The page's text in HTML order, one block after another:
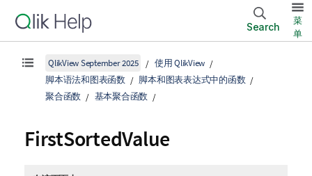
Search
菜
单
QlikView September 2025
使用 QlikView
脚本语法和图表函数
脚本和图表表达式中的函数
聚合函数
基本聚合函数
FirstSortedValue